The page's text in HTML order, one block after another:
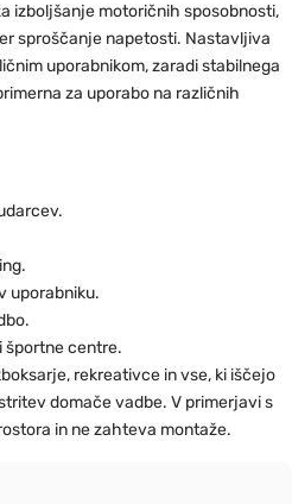
izboljšanje motoričnih sposobnosti,
sproščanje napetosti. Nastavljiva
uporabnikom, zaradi stabilnega
za uporabo na različnih
uporabniku.
športne centre.
rekreativce in vse, ki iščejo
domače vadbe. V primerjavi s
in ne zahteva montaže.